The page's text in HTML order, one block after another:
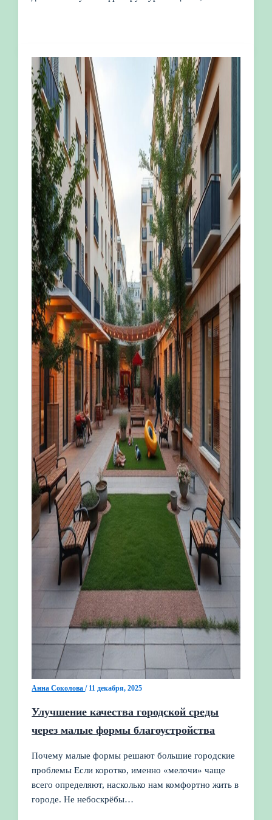
Анна Соколова/ 11 декабря, 2025
Улучшение качества городской среды
через малые формы благоустройства
Почему малые формы решают большие городские
проблемы Если коротко, именно «мелочи» чаще
всего определяют, насколько нам комфортно жить в
городе. Не небоскрёбы…